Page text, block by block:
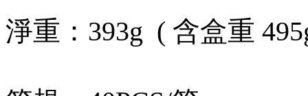
淨重：393g ( 含盒重